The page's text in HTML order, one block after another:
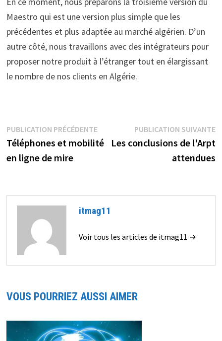
Maestro qui est une version plus simple que les
précédentes et plus adaptée au marché algérien. D’un
autre côté, nous travaillons avec des intégrateurs pour
proposer notre produit à l’étranger tout en élargissant
le nombre de nos clients en Algérie.
Navigation
de
l’article
PUBLICATION PRÉCÉDENTEPublication
précédente :
Téléphones et mobilité
en ligne de mire
PUBLICATION SUIVANTE
Les conclusions de l'Arpt
attendues
itmag11
Voir tous les articles de itmag11 →
VOUS POURRIEZ AUSSI AIMER